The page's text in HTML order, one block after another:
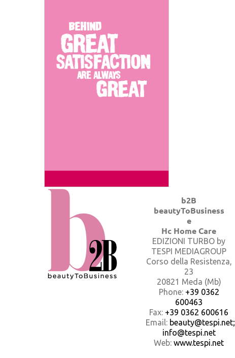
b2B
beautyToBusiness
e
Hc Home Care
EDIZIONI TURBO by
TESPI MEDIAGROUP
Corso della Resistenza,
23
20821 Meda (Mb)
Phone: +39 0362
600463
Fax: +39 0362 600616
Email: beauty@tespi.net;
info@tespi.net
Web: www.tespi.net